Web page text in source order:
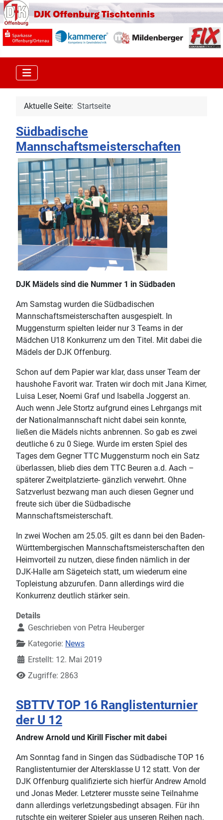
Aktuelle Seite: Startseite
Südbadische
Mannschaftsmeisterschaften
DJK Mädels sind die Nummer 1 in Südbaden
Am Samstag wurden die Südbadischen
Mannschaftsmeisterschaften ausgespielt. In
Muggensturm spielten leider nur 3 Teams in der
Mädchen U18 Konkurrenz um den Titel. Mit dabei die
Mädels der DJK Offenburg.
Schon auf dem Papier war klar, dass unser Team der
haushohe Favorit war. Traten wir doch mit Jana Kirner,
Luisa Leser, Noemi Graf und Isabella Joggerst an.
Auch wenn Jele Stortz aufgrund eines Lehrgangs mit
der Nationalmannschaft nicht dabei sein konnte,
ließen die Mädels nichts anbrennen. So gab es zwei
deutliche 6 zu 0 Siege. Wurde im ersten Spiel des
Tages dem Gegner TTC Muggensturm noch ein Satz
überlassen, blieb dies dem TTC Beuren a.d. Aach –
späterer Zweitplatzierte- gänzlich verwehrt. Ohne
Satzverlust bezwang man auch diesen Gegner und
freute sich über die Südbadische
Mannschaftsmeisterschaft.
In zwei Wochen am 25.05. gilt es dann bei den Baden-
Württembergischen Mannschaftsmeisterschaften den
Heimvorteil zu nutzen, diese finden nämlich in der
DJK-Halle am Sägeteich statt, um wiederum eine
Topleistung abzurufen. Dann allerdings wird die
Konkurrenz deutlich stärker sein.
Details
Geschrieben von Petra Heuberger
Kategorie: News
Erstellt: 12. Mai 2019
Zugriffe: 2863
SBTTV TOP 16 Ranglistenturnier
der U 12
Andrew Arnold und Kirill Fischer mit dabei
Am Sonntag fand in Singen das Südbadische TOP 16
Ranglistenturnier der Altersklasse U 12 statt. Von der
DJK Offenburg qualifizierte sich hierfür Andrew Arnold
und Jonas Meder. Letzterer musste seine Teilnahme
dann allerdings verletzungsbedingt absagen. Für ihn
rutschte ein weiterer Spieler aus unseren Reihen nach.